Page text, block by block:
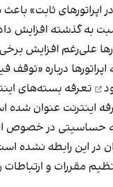
ثابت»
علی‌رغم افزایش
درباره «توقف
تعرفه بسته‌های
اینترنت عنوان
حساسیتی در
در این رابطه نشده
مقررات و ارتباطات